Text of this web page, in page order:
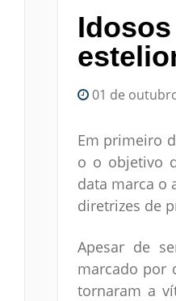
01 de
Em primeiro
o o objetivo
data marca o
diretrizes de
Apesar de
marcado por
tornaram a